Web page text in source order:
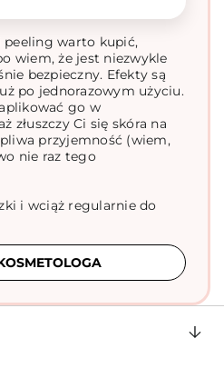
peeling warto kupić,
wiem, że jest niezwykle
bezpieczny. Efekty są
po jednorazowym użyciu.
go w
złuszczy Ci się skóra na
przyjemność (wiem,
nie raz tego
i wciąż regularnie do